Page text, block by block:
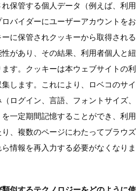
保管する個人データ（例えば、利用
バイダーにユーザーアカウントをお
に保管されクッキーから取得される
があり、その結果、利用者個人と紐
す。クッキーは本ウェブサイトの利
します。これにより、ロベコのサイ
ログイン、言語、フォントサイズ、
一定期間記憶することができ、利用
、複数のページにわたってブラウズ
情報を再入力する必要がなくなりま